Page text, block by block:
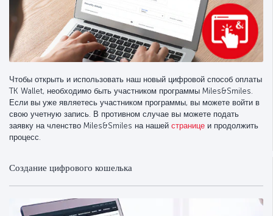
Чтобы открыть и использовать наш новый цифровой способ оплаты
TK Wallet, необходимо быть участником программы Miles&Smiles.
Если вы уже являетесь участником программы, вы можете войти в
свою учетную запись. В противном случае вы можете подать
заявку на членство Miles&Smiles на нашей странице и продолжить
процесс.
Создание цифрового кошелька